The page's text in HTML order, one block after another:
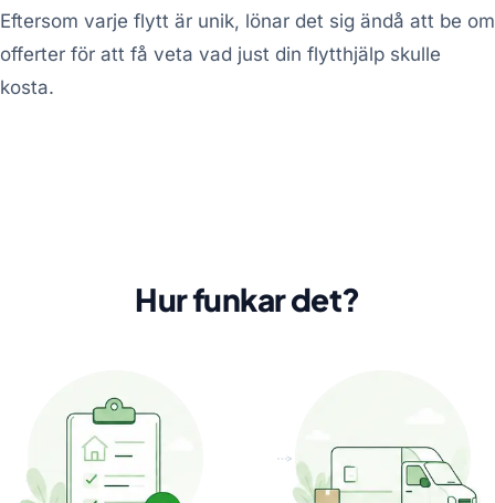
Eftersom varje flytt är unik, lönar det sig ändå att be om
offerter för att få veta vad just din flytthjälp skulle
kosta.
Hur funkar det?